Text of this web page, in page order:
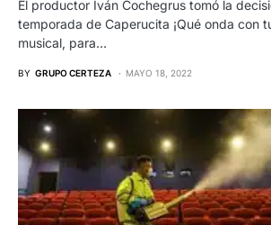
El productor Iván Cochegrus tomó la
temporada de Caperucita ¡Qué onda con
musical, para…
BY GRUPO CERTEZA MAYO 18, 2022